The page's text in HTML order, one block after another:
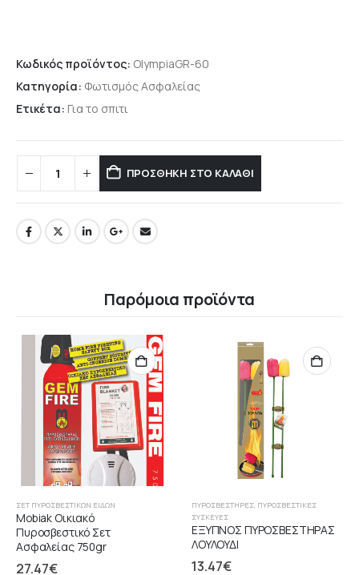
Κωδικός προϊόντος: OlympiaGR-60
Κατηγορία: Φωτισμός Ασφαλείας
Ετικέτα: Για το σπιτι
ΠΡΟΣΘΉΚΗ ΣΤΟ ΚΑΛΆΘΙ
Παρόμοια προϊόντα
ΣΕΤ ΠΥΡΟΣΒΕΣΤΙΚΏΝ ΕΙΔΏΝ
Mobiak Οικιακό
Πυροσβεστικό Σετ
Ασφαλείας 750gr
27.47€
ΠΥΡΟΣΒΕΣΤΉΡΕΣ, ΠΥΡΟΣΒΕΣΤΙΚΈΣ
ΣΥΣΚΕΥΈΣ
ΕΞΥΠΝΟΣ ΠΥΡΟΣΒΕΣΤΗΡΑΣ
ΛΟΥΛΟΥΔΙ
13.47€